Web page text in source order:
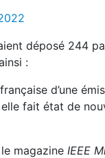
déposé 244
:
d’une
fait état de
magazine IEEE